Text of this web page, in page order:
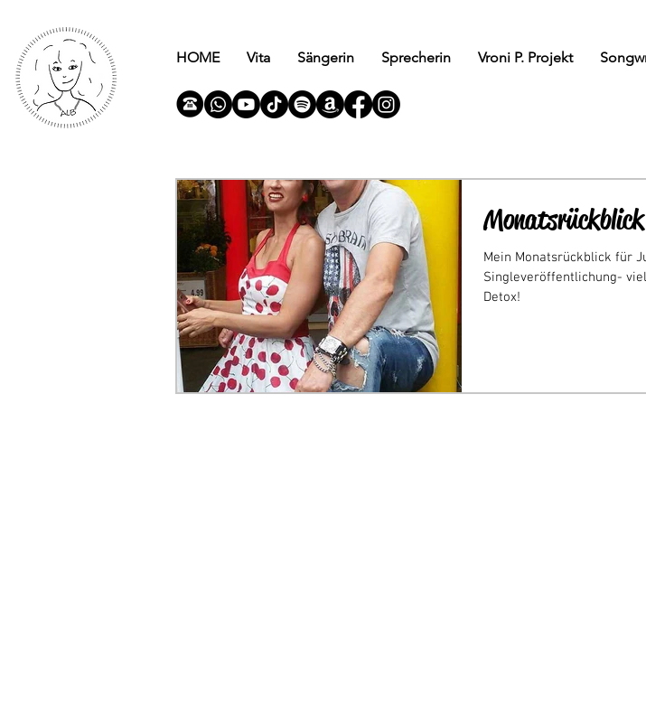
HOME Vita Sängerin Sprecherin Vroni P. Projekt
Mein Monatsrückblick für
Singleveröffentlichung-
Detox!